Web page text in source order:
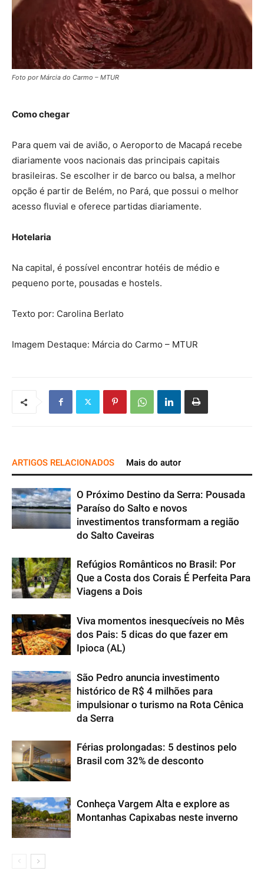
Foto por Márcia do Carmo – MTUR
Como chegar
Para quem vai de avião, o Aeroporto de Macapá recebe
diariamente voos nacionais das principais capitais
brasileiras. Se escolher ir de barco ou balsa, a melhor
opção é partir de Belém, no Pará, que possui o melhor
acesso fluvial e oferece partidas diariamente.
Hotelaria
Na capital, é possível encontrar hotéis de médio e
pequeno porte, pousadas e hostels.
Texto por: Carolina Berlato
Imagem Destaque: Márcia do Carmo – MTUR
ARTIGOS RELACIONADOS Mais do autor
O Próximo Destino da Serra: Pousada
Paraíso do Salto e novos
investimentos transformam a região
do Salto Caveiras
Refúgios Românticos no Brasil: Por
Que a Costa dos Corais É Perfeita Para
Viagens a Dois
Viva momentos inesquecíveis no Mês
dos Pais: 5 dicas do que fazer em
Ipioca (AL)
São Pedro anuncia investimento
histórico de R$ 4 milhões para
impulsionar o turismo na Rota Cênica
da Serra
Férias prolongadas: 5 destinos pelo
Brasil com 32% de desconto
Conheça Vargem Alta e explore as
Montanhas Capixabas neste inverno